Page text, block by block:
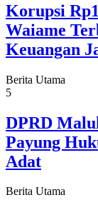
Korupsi
Waiame
Keuangan
Berita Utama
5
DPRD
Payung
Adat
Berita Utama